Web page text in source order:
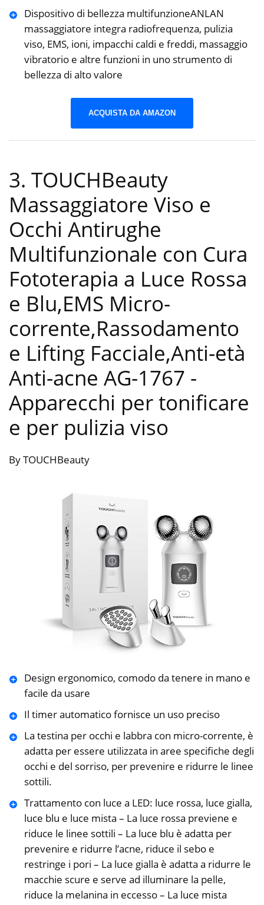
Dispositivo di bellezza multifunzioneANLAN
massaggiatore integra radiofrequenza, pulizia
viso, EMS, ioni, impacchi caldi e freddi, massaggio
vibratorio e altre funzioni in uno strumento di
bellezza di alto valore
ACQUISTA DA AMAZON
3. TOUCHBeauty
Massaggiatore Viso e
Occhi Antirughe
Multifunzionale con Cura
Fototerapia a Luce Rossa
e Blu,EMS Micro-
corrente,Rassodamento
e Lifting Facciale,Anti-età
Anti-acne AG-1767 -
Apparecchi per tonificare
e per pulizia viso
By TOUCHBeauty
Design ergonomico, comodo da tenere in mano e
facile da usare
Il timer automatico fornisce un uso preciso
La testina per occhi e labbra con micro-corrente, è
adatta per essere utilizzata in aree specifiche degli
occhi e del sorriso, per prevenire e ridurre le linee
sottili.
Trattamento con luce a LED: luce rossa, luce gialla,
luce blu e luce mista – La luce rossa previene e
riduce le linee sottili – La luce blu è adatta per
prevenire e ridurre l’acne, riduce il sebo e
restringe i pori – La luce gialla è adatta a ridurre le
macchie scure e serve ad illuminare la pelle,
riduce la melanina in eccesso – La luce mista